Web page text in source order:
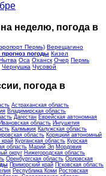
неделю, погода в
Пермь) Верещагино
погоды Кизел
Оса Оханск Очер Пермь
Чернушка Чусовой
погода в
Астраханская область
Владимирская область
Дагестан Еврейская автономная
Ивановская область Ингушетия
Калмыкия Калужская область
область Коряцкий автономный
край Курганская область Курская
область Марий Эл Мордовия
округ Нижегородская область
Оренбургская область Орловская
Приморский край Псковская область
Республика Коми Ростовская